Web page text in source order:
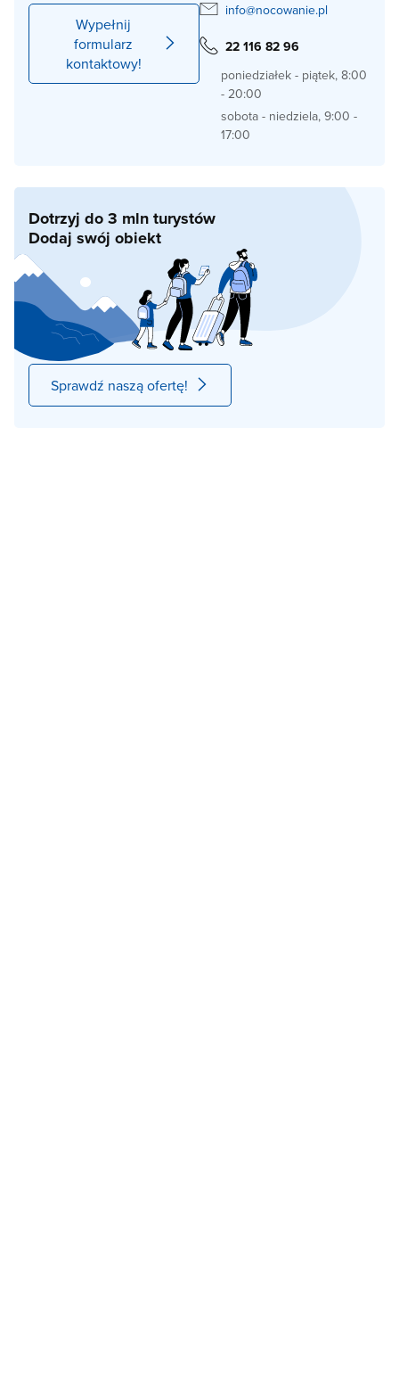
Wypełnij
formularz
kontaktowy!
info@nocowanie.pl
22 116 82 96
poniedziałek - piątek, 8:00
- 20:00
sobota - niedziela, 9:00 -
17:00
Dotrzyj do 3 mln turystów
Dodaj swój obiekt
Sprawdź naszą ofertę!